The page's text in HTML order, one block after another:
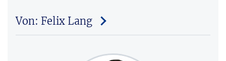
Von: Felix Lang